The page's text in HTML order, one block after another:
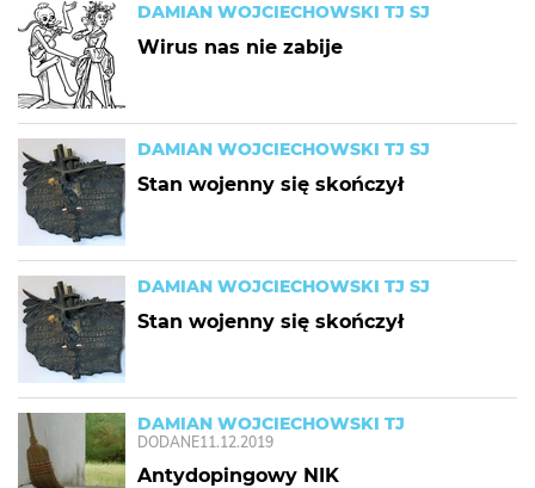
DAMIAN WOJCIECHOWSKI TJ SJ
Wirus nas nie zabije
DAMIAN WOJCIECHOWSKI TJ SJ
Stan wojenny się skończył
DAMIAN WOJCIECHOWSKI TJ SJ
Stan wojenny się skończył
DAMIAN WOJCIECHOWSKI TJ
DODANE11.12.2019
Antydopingowy NIK